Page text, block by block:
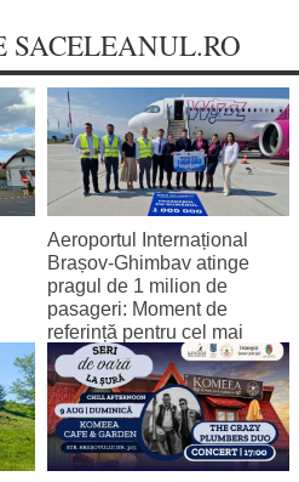
SACELEANUL.RO
Aeroportul Internațional
Brașov‑Ghimbav atinge
pragul de 1 milion de
pasageri: Moment de
referință pentru cel mai
tânăr aeroport al țării
8 August 2026